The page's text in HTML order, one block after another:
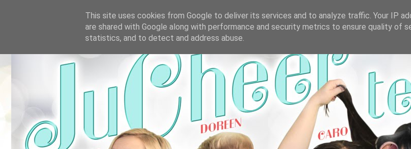
This site uses cookies from Google to deliver its services and to analyze traffic. Your IP
are shared with Google along with performance and security metrics to ensure quality of
statistics, and to detect and address abuse.